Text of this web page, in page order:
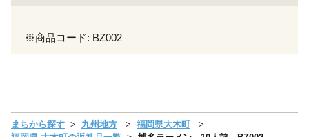
※商品コード: BZ002
まちから探す 九州地方
福岡県大木町